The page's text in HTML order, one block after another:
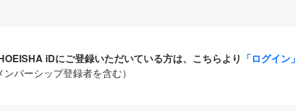
iDにご登録いただいている方は、こちらより 「ログイン」
ンバーシップ登録者を含む）